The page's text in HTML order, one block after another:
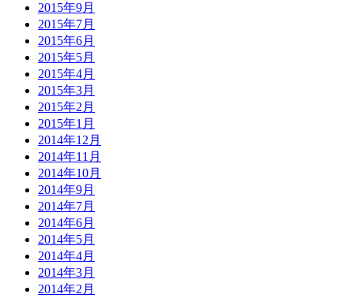
2015年9月
2015年7月
2015年6月
2015年5月
2015年4月
2015年3月
2015年2月
2015年1月
2014年12月
2014年11月
2014年10月
2014年9月
2014年7月
2014年6月
2014年5月
2014年4月
2014年3月
2014年2月